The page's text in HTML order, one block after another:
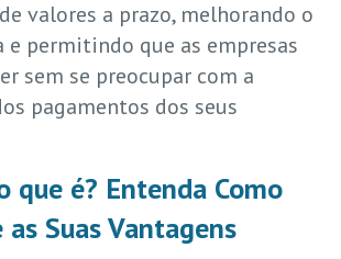
valores a prazo, melhorando o
e permitindo que as empresas
sem se preocupar com a
pagamentos dos seus
que é? Entenda Como
as Suas Vantagens